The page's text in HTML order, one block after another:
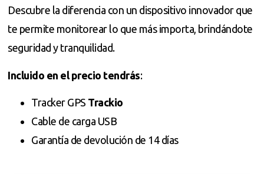
Descubre la diferencia con un dispositivo innovador que
te permite monitorear lo que más importa, brindándote
seguridad y tranquilidad.
Incluido en el precio tendrás:
Tracker GPS Trackio
Cable de carga USB
Garantía de devolución de 14 días